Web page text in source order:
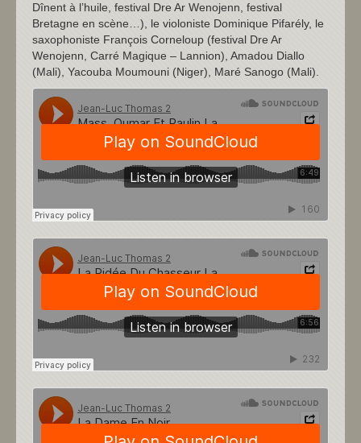
Dînent à l’huile, festival Dre Ar Wenojenn, festival
Bretagne en scène…), le violoniste Dominique Pifarély, le
saxophoniste François Corneloup (festival Dre Ar
Wenojenn, Carré Magique – Lannion), Amadou Diallo
(Mali), Yacouba Moumouni (Niger), Maré Sanogo (Mali).